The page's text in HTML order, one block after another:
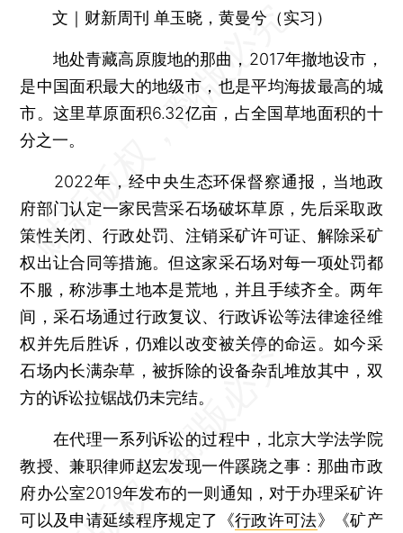
文｜财新周刊 单玉晓，黄曼兮（实习）
地处青藏高原腹地的那曲，2017年撤地设市，
是中国面积最大的地级市，也是平均海拔最高的城
市。这里草原面积6.32亿亩，占全国草地面积的十
分之一。
2022年，经中央生态环保督察通报，当地政
府部门认定一家民营采石场破坏草原，先后采取政
策性关闭、行政处罚、注销采矿许可证、解除采矿
权出让合同等措施。但这家采石场对每一项处罚都
不服，称涉事土地本是荒地，并且手续齐全。两年
间，采石场通过行政复议、行政诉讼等法律途径维
权并先后胜诉，仍难以改变被关停的命运。如今采
石场内长满杂草，被拆除的设备杂乱堆放其中，双
方的诉讼拉锯战仍未完结。
在代理一系列诉讼的过程中，北京大学法学院
教授、兼职律师赵宏发现一件蹊跷之事：那曲市政
府办公室2019年发布的一则通知，对于办理采矿许
可以及申请延续程序规定了《行政许可法》《矿产